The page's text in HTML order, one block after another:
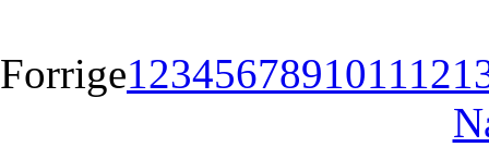
Forrige123456789101112